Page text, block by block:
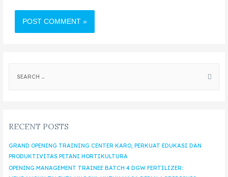
RECENT POSTS
GRAND OPENING TRAINING CENTER KARO, PERKUAT EDUKASI DAN
PRODUKTIVITAS PETANI HORTIKULTURA
OPENING MANAGEMENT TRAINEE BATCH 4 DGW FERTILIZER: